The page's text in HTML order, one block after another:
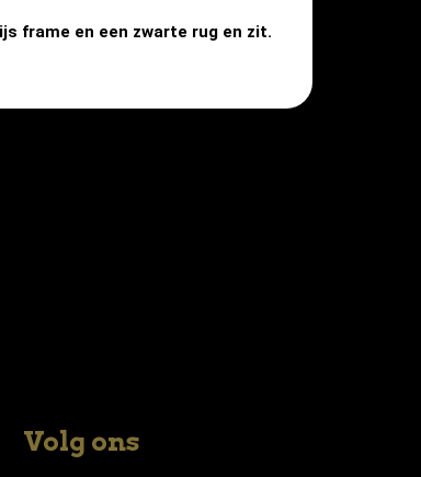
frame en een zwarte rug en zit.
Volg ons